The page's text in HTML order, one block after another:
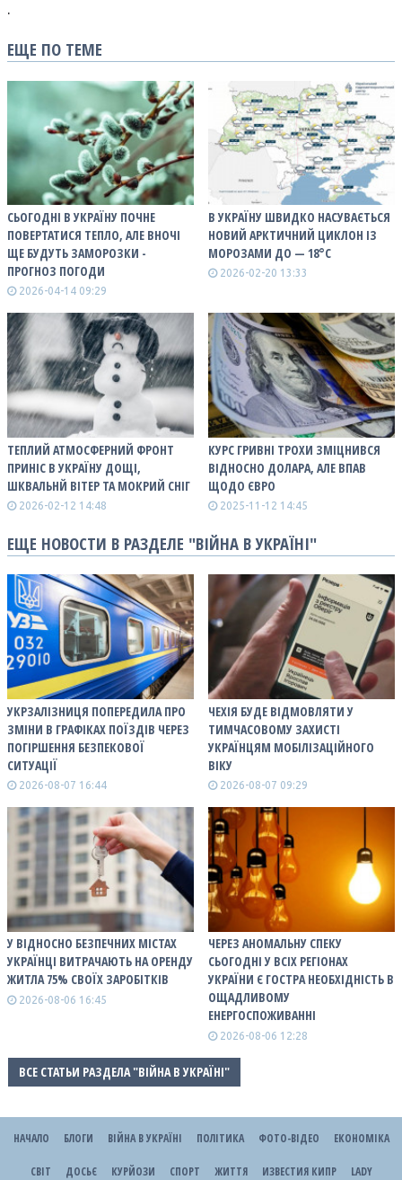
.
ЕЩЕ ПО ТЕМЕ
СЬОГОДНІ В УКРАЇНУ ПОЧНЕ
ПОВЕРТАТИСЯ ТЕПЛО, АЛЕ ВНОЧІ
ЩЕ БУДУТЬ ЗАМОРОЗКИ -
ПРОГНОЗ ПОГОДИ
2026-04-14 09:29
В УКРАЇНУ ШВИДКО НАСУВАЄТЬСЯ
НОВИЙ АРКТИЧНИЙ ЦИКЛОН ІЗ
МОРОЗАМИ ДО — 18°С
2026-02-20 13:33
ТЕПЛИЙ АТМОСФЕРНИЙ ФРОНТ
ПРИНІС В УКРАЇНУ ДОЩІ,
ШКВАЛЬНЙ ВІТЕР ТА МОКРИЙ СНІГ
2026-02-12 14:48
КУРС ГРИВНІ ТРОХИ ЗМІЦНИВСЯ
ВІДНОСНО ДОЛАРА, АЛЕ ВПАВ
ЩОДО ЄВРО
2025-11-12 14:45
ЕЩЕ НОВОСТИ В РАЗДЕЛЕ "ВІЙНА В УКРАЇНІ"
УКРЗАЛІЗНИЦЯ ПОПЕРЕДИЛА ПРО
ЗМІНИ В ГРАФІКАХ ПОЇЗДІВ ЧЕРЕЗ
ПОГІРШЕННЯ БЕЗПЕКОВОЇ
СИТУАЦІЇ
2026-08-07 16:44
ЧЕХІЯ БУДЕ ВІДМОВЛЯТИ У
ТИМЧАСОВОМУ ЗАХИСТІ
УКРАЇНЦЯМ МОБІЛІЗАЦІЙНОГО
ВІКУ
2026-08-07 09:29
У ВІДНОСНО БЕЗПЕЧНИХ МІСТАХ
УКРАЇНЦІ ВИТРАЧАЮТЬ НА ОРЕНДУ
ЖИТЛА 75% СВОЇХ ЗАРОБІТКІВ
2026-08-06 16:45
ЧЕРЕЗ АНОМАЛЬНУ СПЕКУ
СЬОГОДНІ У ВСІХ РЕГІОНАХ
УКРАЇНИ Є ГОСТРА НЕОБХІДНІСТЬ В
ОЩАДЛИВОМУ
ЕНЕРГОСПОЖИВАННІ
2026-08-06 12:28
ВСЕ СТАТЬИ РАЗДЕЛА "ВІЙНА В УКРАЇНІ"
НАЧАЛО БЛОГИ ВІЙНА В УКРАЇНІ ПОЛІТИКА ФОТО-ВІДЕО ЕКОНОМІКА
СВІТ ДОСЬЄ КУРЙОЗИ СПОРТ ЖИТТЯ ИЗВЕСТИЯ КИПР LADY